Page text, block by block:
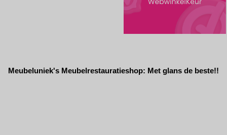
Meubeluniek's Meubelrestauratieshop: Met glans de beste!!